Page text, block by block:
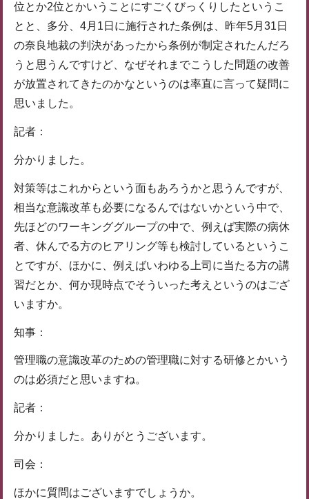
位とか2位とかいうことにすごくびっくりしたというこ
とと、多分、4月1日に施行された条例は、昨年5月31日
の奈良地裁の判決があったから条例が制定されたんだろ
うと思うんですけど、なぜそれまでこうした問題の改善
が放置されてきたのかなというのは率直に言って疑問に
思いました。
記者：
分かりました。
対策等はこれからという面もあろうかと思うんですが、
相当な意識改革も必要になるんではないかという中で、
先ほどのワーキンググループの中で、例えば実際の病休
者、休んでる方のヒアリング等も検討しているというこ
とですが、ほかに、例えばいわゆる上司に当たる方の講
習だとか、何か現時点でそういった考えというのはござ
いますか。
知事：
管理職の意識改革のための管理職に対する研修とかいう
のは必須だと思いますね。
記者：
分かりました。ありがとうございます。
司会：
ほかに質問はございますでしょうか。